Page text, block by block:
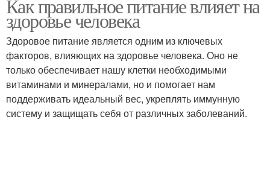
Как правильное питание влияет на
здоровье человека
Здоровое питание является одним из ключевых
факторов, влияющих на здоровье человека. Оно не
только обеспечивает нашу клетки необходимыми
витаминами и минералами, но и помогает нам
поддерживать идеальный вес, укреплять иммунную
систему и защищать себя от различных заболеваний.